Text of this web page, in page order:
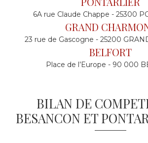
6A rue Claude Chappe - 25300
GRAND
23 rue de Gascogne - 25200
BELFORT
Place de l’Europe - 90 000
BILAN DE
BESANCON ET